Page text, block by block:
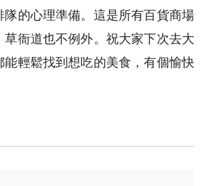
隊的心理準備。這是所有百貨商場
草衙道也不例外。祝大家下次去大
能輕鬆找到想吃的美食，有個愉快